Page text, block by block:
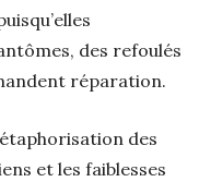
des refoulés
réparation.
des
et les faiblesses